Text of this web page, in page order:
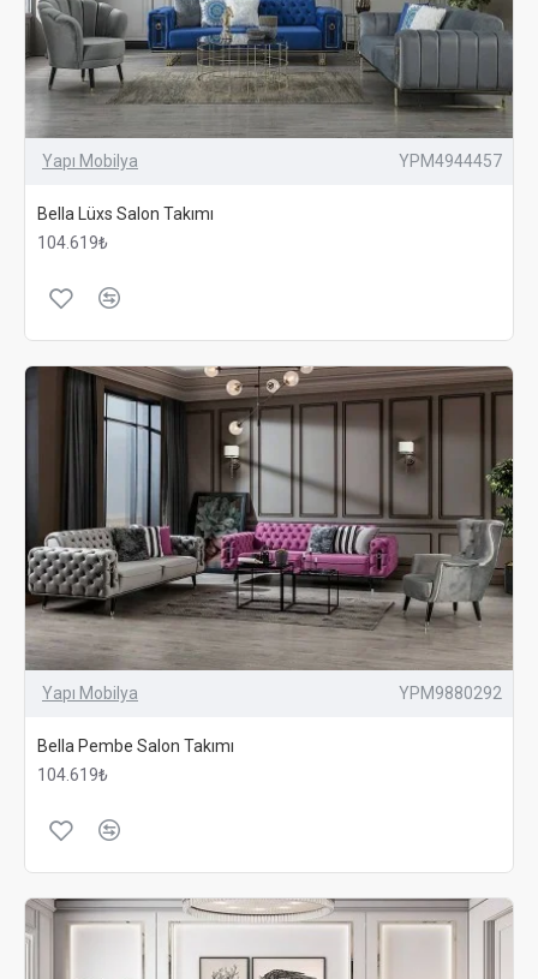
Yapı Mobilya YPM4944457
Bella Lüxs Salon Takımı
104.619₺
Yapı Mobilya YPM9880292
Bella Pembe Salon Takımı
104.619₺